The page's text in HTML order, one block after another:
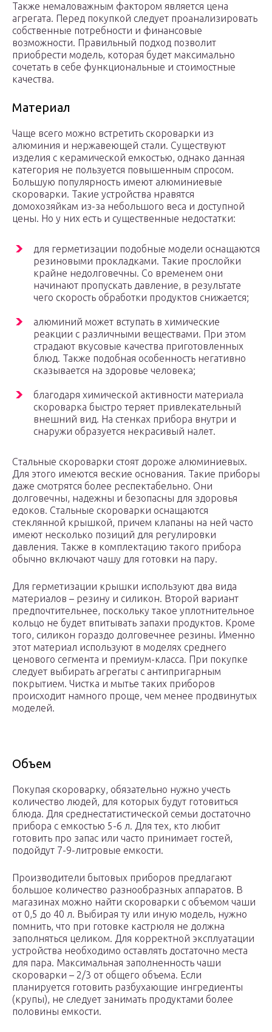
Также немаловажным фактором является цена
агрегата. Перед покупкой следует проанализировать
собственные потребности и финансовые
возможности. Правильный подход позволит
приобрести модель, которая будет максимально
сочетать в себе функциональные и стоимостные
качества.
Материал
Чаще всего можно встретить скороварки из
алюминия и нержавеющей стали. Существуют
изделия с керамической емкостью, однако данная
категория не пользуется повышенным спросом.
Большую популярность имеют алюминиевые
скороварки. Такие устройства нравятся
домохозяйкам из-за небольшого веса и доступной
цены. Но у них есть и существенные недостатки:
для герметизации подобные модели оснащаются
резиновыми прокладками. Такие прослойки
крайне недолговечны. Со временем они
начинают пропускать давление, в результате
чего скорость обработки продуктов снижается;
алюминий может вступать в химические
реакции с различными веществами. При этом
страдают вкусовые качества приготовленных
блюд. Также подобная особенность негативно
сказывается на здоровье человека;
благодаря химической активности материала
скороварка быстро теряет привлекательный
внешний вид. На стенках прибора внутри и
снаружи образуется некрасивый налет.
Стальные скороварки стоят дороже алюминиевых.
Для этого имеются веские основания. Такие приборы
даже смотрятся более респектабельно. Они
долговечны, надежны и безопасны для здоровья
едоков. Стальные скороварки оснащаются
стеклянной крышкой, причем клапаны на ней часто
имеют несколько позиций для регулировки
давления. Также в комплектацию такого прибора
обычно включают чашу для готовки на пару.
Для герметизации крышки используют два вида
материалов – резину и силикон. Второй вариант
предпочтительнее, поскольку такое уплотнительное
кольцо не будет впитывать запахи продуктов. Кроме
того, силикон гораздо долговечнее резины. Именно
этот материал используют в моделях среднего
ценового сегмента и премиум-класса. При покупке
следует выбирать агрегаты с антипригарным
покрытием. Чистка и мытье таких приборов
происходит намного проще, чем менее продвинутых
моделей.
Объем
Покупая скороварку, обязательно нужно учесть
количество людей, для которых будут готовиться
блюда. Для среднестатистической семьи достаточно
прибора с емкостью 5-6 л. Для тех, кто любит
готовить про запас или часто принимает гостей,
подойдут 7-9-литровые емкости.
Производители бытовых приборов предлагают
большое количество разнообразных аппаратов. В
магазинах можно найти скороварки с объемом чаши
от 0,5 до 40 л. Выбирая ту или иную модель, нужно
помнить, что при готовке кастрюля не должна
заполняться целиком. Для корректной эксплуатации
устройства необходимо оставлять достаточно места
для пара. Максимальная заполненность чаши
скороварки – 2/3 от общего объема. Если
планируется готовить разбухающие ингредиенты
(крупы), не следует занимать продуктами более
половины емкости.